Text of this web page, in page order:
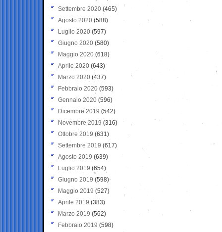
Settembre 2020(465)
Agosto 2020 (588)
Luglio 2020 (597)
Giugno 2020 (580)
Maggio 2020 (618)
Aprile 2020 (643)
Marzo 2020 (437)
Febbraio 2020 (593)
Gennaio 2020 (596)
Dicembre 2019 (542)
Novembre 2019 (316)
Ottobre 2019 (631)
Settembre 2019 (617)
Agosto 2019 (639)
Luglio 2019 (654)
Giugno 2019 (598)
Maggio 2019 (527)
Aprile 2019 (383)
Marzo 2019 (562)
Febbraio 2019 (598)